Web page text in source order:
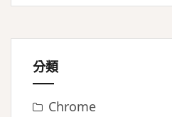
分類
Chrome